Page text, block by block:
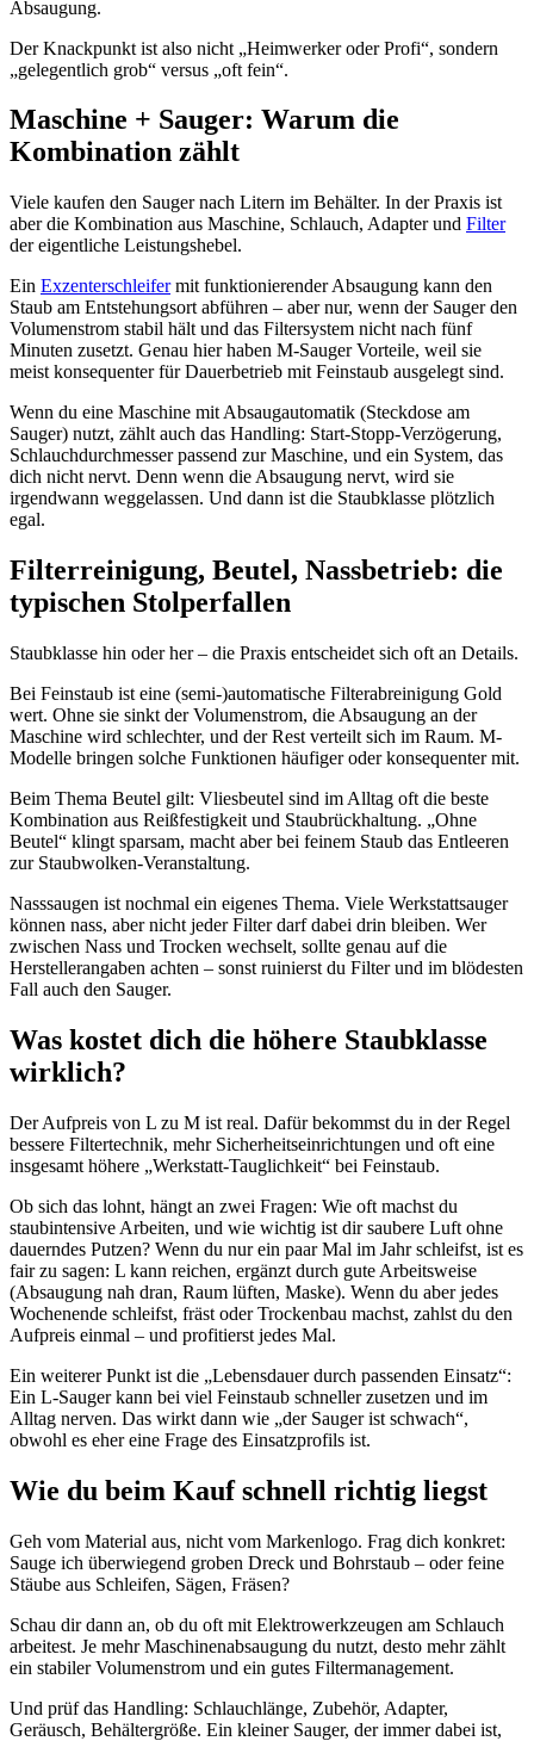
Absaugung.
Der Knackpunkt ist also nicht „Heimwerker oder Profi“, sondern
„gelegentlich grob“ versus „oft fein“.
Maschine + Sauger: Warum die
Kombination zählt
Viele kaufen den Sauger nach Litern im Behälter. In der Praxis ist
aber die Kombination aus Maschine, Schlauch, Adapter und Filter
der eigentliche Leistungshebel.
Ein Exzenterschleifermit funktionierender Absaugung kann den
Staub am Entstehungsort abführen – aber nur, wenn der Sauger den
Volumenstrom stabil hält und das Filtersystem nicht nach fünf
Minuten zusetzt. Genau hier haben M-Sauger Vorteile, weil sie
meist konsequenter für Dauerbetrieb mit Feinstaub ausgelegt sind.
Wenn du eine Maschine mit Absaugautomatik (Steckdose am
Sauger) nutzt, zählt auch das Handling: Start-Stopp-Verzögerung,
Schlauchdurchmesser passend zur Maschine, und ein System, das
dich nicht nervt. Denn wenn die Absaugung nervt, wird sie
irgendwann weggelassen. Und dann ist die Staubklasse plötzlich
egal.
Filterreinigung, Beutel, Nassbetrieb: die
typischen Stolperfallen
Staubklasse hin oder her – die Praxis entscheidet sich oft an Details.
Bei Feinstaub ist eine (semi-)automatische Filterabreinigung Gold
wert. Ohne sie sinkt der Volumenstrom, die Absaugung an der
Maschine wird schlechter, und der Rest verteilt sich im Raum. M-
Modelle bringen solche Funktionen häufiger oder konsequenter mit.
Beim Thema Beutel gilt: Vliesbeutel sind im Alltag oft die beste
Kombination aus Reißfestigkeit und Staubrückhaltung. „Ohne
Beutel“ klingt sparsam, macht aber bei feinem Staub das Entleeren
zur Staubwolken-Veranstaltung.
Nasssaugen ist nochmal ein eigenes Thema. Viele Werkstattsauger
können nass, aber nicht jeder Filter darf dabei drin bleiben. Wer
zwischen Nass und Trocken wechselt, sollte genau auf die
Herstellerangaben achten – sonst ruinierst du Filter und im blödesten
Fall auch den Sauger.
Was kostet dich die höhere Staubklasse
wirklich?
Der Aufpreis von L zu M ist real. Dafür bekommst du in der Regel
bessere Filtertechnik, mehr Sicherheitseinrichtungen und oft eine
insgesamt höhere „Werkstatt-Tauglichkeit“ bei Feinstaub.
Ob sich das lohnt, hängt an zwei Fragen: Wie oft machst du
staubintensive Arbeiten, und wie wichtig ist dir saubere Luft ohne
dauerndes Putzen? Wenn du nur ein paar Mal im Jahr schleifst, ist es
fair zu sagen: L kann reichen, ergänzt durch gute Arbeitsweise
(Absaugung nah dran, Raum lüften, Maske). Wenn du aber jedes
Wochenende schleifst, fräst oder Trockenbau machst, zahlst du den
Aufpreis einmal – und profitierst jedes Mal.
Ein weiterer Punkt ist die „Lebensdauer durch passenden Einsatz“:
Ein L-Sauger kann bei viel Feinstaub schneller zusetzen und im
Alltag nerven. Das wirkt dann wie „der Sauger ist schwach“,
obwohl es eher eine Frage des Einsatzprofils ist.
Wie du beim Kauf schnell richtig liegst
Geh vom Material aus, nicht vom Markenlogo. Frag dich konkret:
Sauge ich überwiegend groben Dreck und Bohrstaub – oder feine
Stäube aus Schleifen, Sägen, Fräsen?
Schau dir dann an, ob du oft mit Elektrowerkzeugen am Schlauch
arbeitest. Je mehr Maschinenabsaugung du nutzt, desto mehr zählt
ein stabiler Volumenstrom und ein gutes Filtermanagement.
Und prüf das Handling: Schlauchlänge, Zubehör, Adapter,
Geräusch, Behältergröße. Ein kleiner Sauger, der immer dabei ist,